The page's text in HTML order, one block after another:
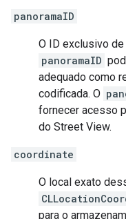
panoramaID
O ID exclusivo
panoramaID
adequado como
codificada. O
fornecer acesso
do Street View.
coordinate
O local exato
para o